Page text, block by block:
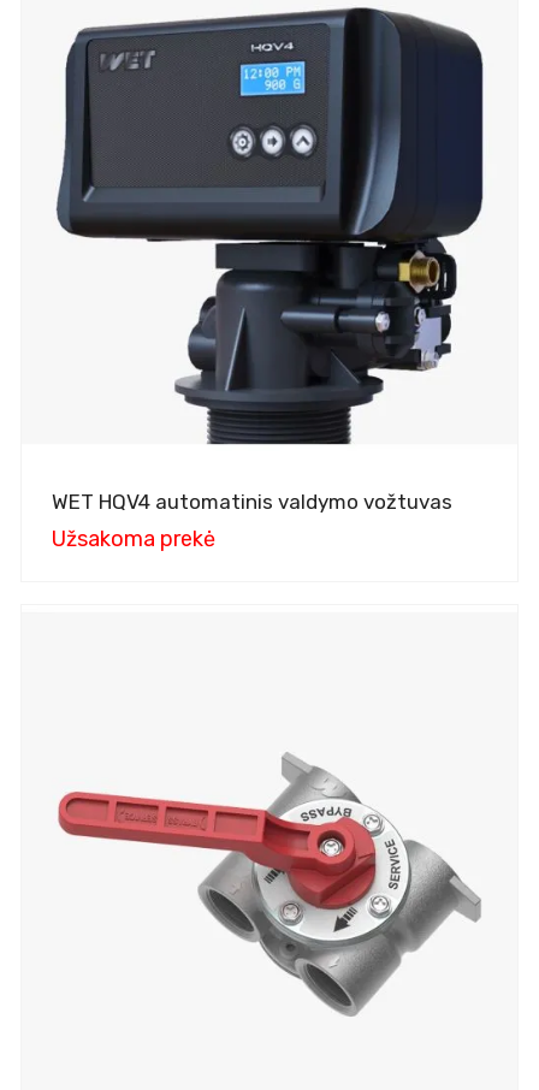
WET HQV4 automatinis valdymo vožtuvas
Užsakoma prekė